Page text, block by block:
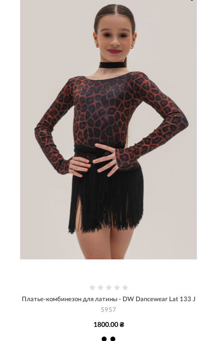
Платье-комбинезон для латины - DW Dancewear Lat 133 J
5957
1800.00 ₴